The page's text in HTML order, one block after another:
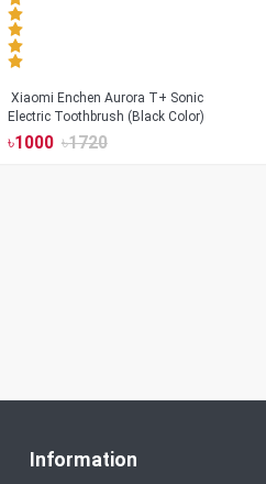
Xiaomi Enchen Aurora T+ Sonic
Electric Toothbrush (Black Color)
৳1000 ৳1720
Information